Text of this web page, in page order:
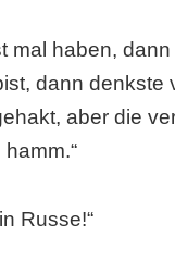
mal haben,
dann denkste
aber die
Russe!“